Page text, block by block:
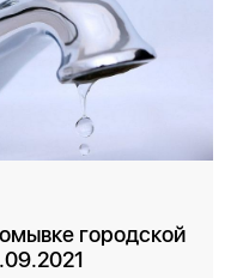
городской